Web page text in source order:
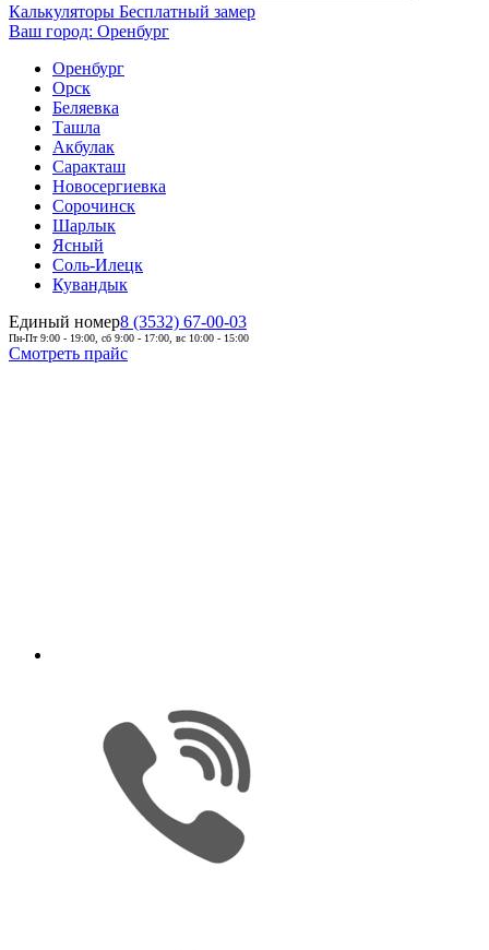
Калькуляторы Бесплатный замер
Ваш город: Оренбург
Оренбург
Орск
Беляевка
Ташла
Акбулак
Саракташ
Новосергиевка
Сорочинск
Шарлык
Ясный
Соль-Илецк
Кувандык
Единый номер8 (3532) 67-00-03
Пн-Пт 9:00 - 19:00, сб 9:00 - 17:00, вс 10:00 - 15:00
Смотреть прайс